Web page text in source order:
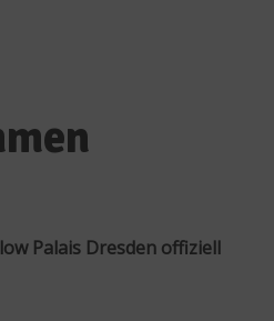
Palais Dresden offiziell